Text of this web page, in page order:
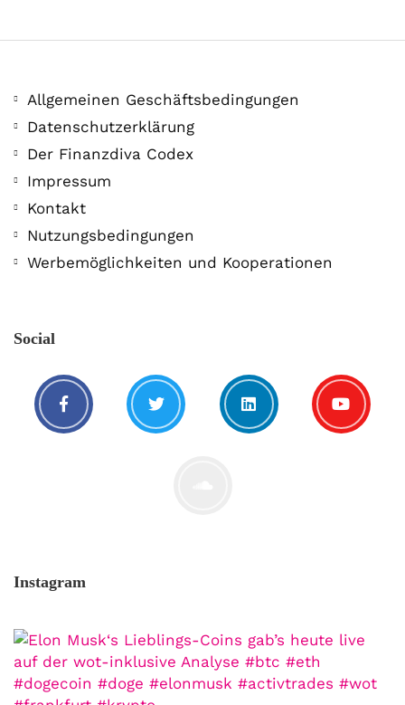
Allgemeinen Geschäftsbedingungen
Datenschutzerklärung
Der Finanzdiva Codex
Impressum
Kontakt
Nutzungsbedingungen
Werbemöglichkeiten und Kooperationen
Social
Instagram